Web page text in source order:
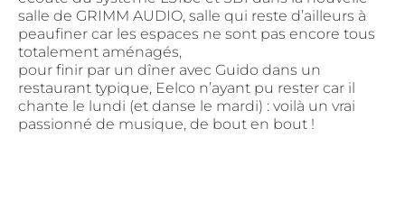
salle de GRIMM AUDIO, salle qui reste d’ailleurs à
peaufiner car les espaces ne sont pas encore tous
totalement aménagés,
pour finir par un dîner avec Guido dans un
restaurant typique, Eelco n’ayant pu rester car il
chante le lundi (et danse le mardi) : voilà un vrai
passionné de musique, de bout en bout !